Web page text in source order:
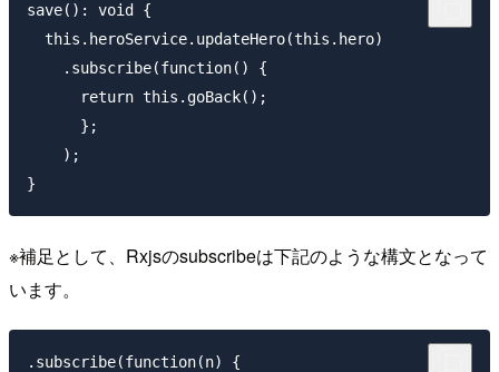
save(): void {
  this.heroService.updateHero(this.hero)
    .subscribe(function() {
      return this.goBack();
      };
    );
※補足として、Rxjsのsubscribeは下記のような構文となって
います。
.subscribe(function(n) {